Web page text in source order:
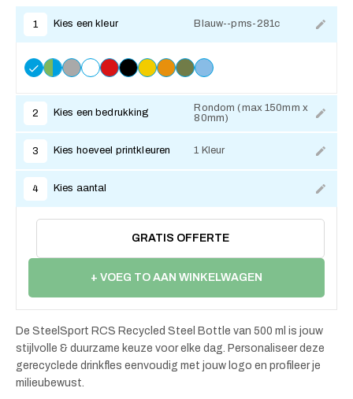
1 Kies een kleur Blauw--pms-281c
2 Kies een bedrukking
Rondom (max 150mm x
80mm)
3 Kies hoeveel printkleuren 1 Kleur
4 Kies aantal
GRATIS OFFERTE
+ VOEG TO AAN WINKELWAGEN
De SteelSport RCS Recycled Steel Bottle van 500 ml is jouw
stijlvolle & duurzame keuze voor elke dag. Personaliseer deze
gerecyclede drinkfles eenvoudig met jouw logo en profileer je
milieubewust.